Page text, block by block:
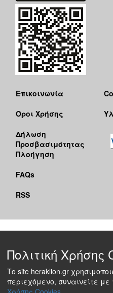
Επικοινωνία
Όροι Χρήσης
Δήλωση
Προσβασιμότητας
Πλοήγηση
FAQs
RSS
Πολιτική Χρήσης
Το site heraklion.gr
περιεχόμενο, συναινείτε με